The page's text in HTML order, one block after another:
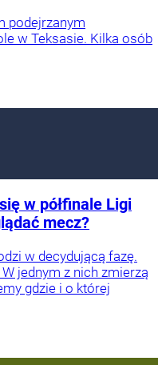
podejrzanym
w Teksasie. Kilka osób
w półfinale Ligi
mecz?
w decydującą fazę.
W jednym z nich zmierzą
gdzie i o której